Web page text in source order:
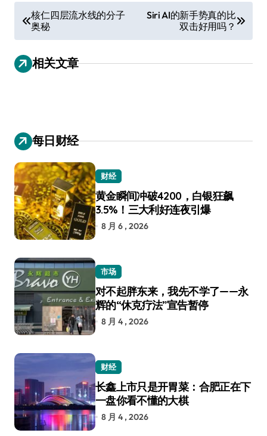
章
导
航
核仁四层流水线的分子
奥秘
Siri AI的新手势真的比
双击好用吗？
相关文章
每日财经
财经
黄金瞬间冲破4200，白银狂飙
3.5%！三大利好连夜引爆
8 月 6 , 2026
市场
对不起胖东来，我先不学了——永
辉的“休克疗法”宣告暂停
8 月 4 , 2026
财经
长鑫上市只是开胃菜：合肥正在下
一盘你看不懂的大棋
8 月 4 , 2026